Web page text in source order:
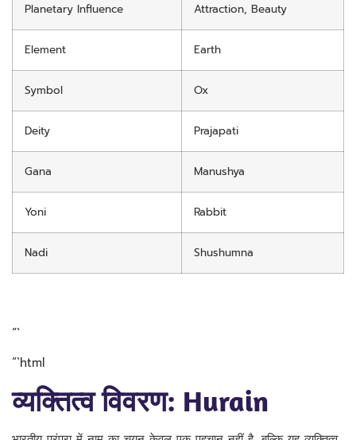
Planetary Influence Attraction, Beauty
Element Earth
Symbol Ox
Deity Prajapati
Gana Manushya
Yoni Rabbit
Nadi Shushumna
“`
“`html
व्यक्तित्व विवरण: Hurain